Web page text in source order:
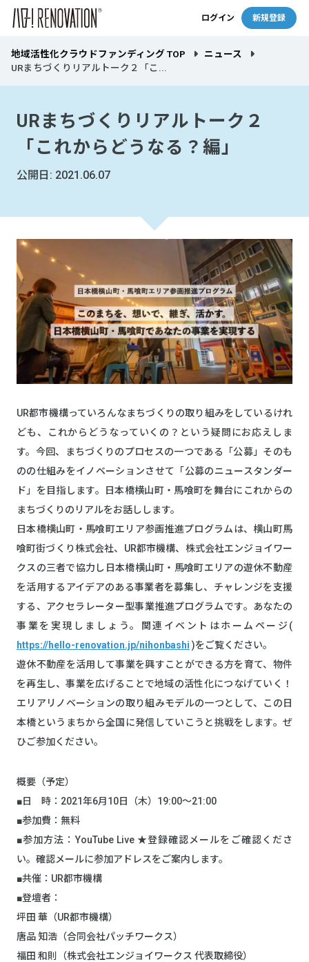
ログイン 新規登録
地域活性化クラウドファンディング TOP
ニュース
URまちづくりリアルトーク２「こ...
URまちづくりリアルトーク２
「これからどうなる？編」
公開日: 2021.06.07
UR都市機構っていろんなまちづくりの取り組みをしているけれ
ども、これからどうなっていくの？という疑問にお応えしま
す。今回、まちづくりのプロセスの一つである「公募」そのも
のの仕組みをイノベーションさせて「公募のニュースタンダー
ド」を目指します。日本橋横山町・馬喰町を舞台にこれからの
まちづくりのリアルをお話しします。
日本橋横山町・馬喰町エリア参画推進プログラムは、横山町馬
喰町街づくり株式会社、UR都市機構、株式会社エンジョイワー
クスの三者で協力し日本橋横山町・馬喰町エリアの遊休不動産
を活用するアイデアのある事業者を募集し、チャレンジを支援
する、アクセラレーター型事業推進プログラムです。あなたの
事業を実現しましょう。関連イベントはホームページ(
https://hello-renovation.jp/nihonbashi )をご覧ください。
遊休不動産を活用して事業を興すことができる方を育て、物件
を再生し、事業を広げることで地域の活性化につなげていく！
エリアリノベーションの取り組みモデルの一つとして、この日
本橋というまちから全国に発信していこうと挑戦をします。ぜ
ひご参加ください。
概要（予定）
■日 時：2021年6月10日（木）19:00～21:00
■参加費：無料
■参加方法：YouTube Live ★登録確認メールをご確認くださ
い。確認メールに参加アドレスをご案内します。
■共催：UR都市機構
■登壇者：
坪田 華（UR都市機構）
唐品 知浩（合同会社パッチワークス）
福田 和則（株式会社エンジョイワークス 代表取締役）